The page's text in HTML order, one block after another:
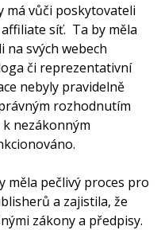
má vůči poskytovateli
síť. Ta by měla
svých webech
či reprezentativní
nebyly pravidelně
rozhodnutím
nezákonným
měla pečlivý proces pro
a zajistila, že
zákony a předpisy.